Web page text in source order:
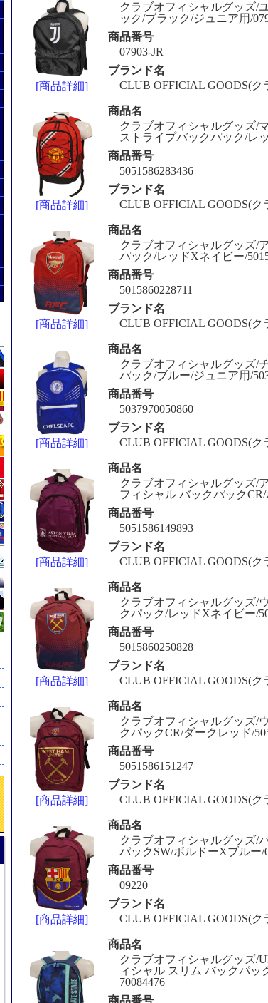
[商品詳細]
クラブオフィシャルグッズ/
ック/ブラック/ジュニア用/
商品番号
07903-JR
ブランド名
CLUB OFFICIAL GOODS(
[商品詳細]
商品名
クラブオフィシャルグッズ/
ストライプバックパック/レ
商品番号
5051586283436
ブランド名
CLUB OFFICIAL GOODS(
[商品詳細]
商品名
クラブオフィシャルグッズ/
パック/レッドXネイビー/
商品番号
5015860228711
ブランド名
CLUB OFFICIAL GOODS(
[商品詳細]
商品名
クラブオフィシャルグッズ/
パック/ブルー/ジュニア用/
商品番号
5037970050860
ブランド名
CLUB OFFICIAL GOODS(
[商品詳細]
商品名
クラブオフィシャルグッズ/
フィシャル バックパックCR/
商品番号
5051586149893
ブランド名
CLUB OFFICIAL GOODS(
[商品詳細]
商品名
クラブオフィシャルグッズ/
クパック/レッドXネイビー/
商品番号
5015860250828
ブランド名
CLUB OFFICIAL GOODS(
[商品詳細]
商品名
クラブオフィシャルグッズ/
クパックCR/ダークレッド/
商品番号
5051586151247
ブランド名
CLUB OFFICIAL GOODS(
[商品詳細]
商品名
クラブオフィシャルグッズ/
パックSW/ボルドーXブルー/
商品番号
09220
ブランド名
CLUB OFFICIAL GOODS(
商品名
クラブオフィシャルグッズ/
ィシャル スリム バックパッ
70084476
商品番号